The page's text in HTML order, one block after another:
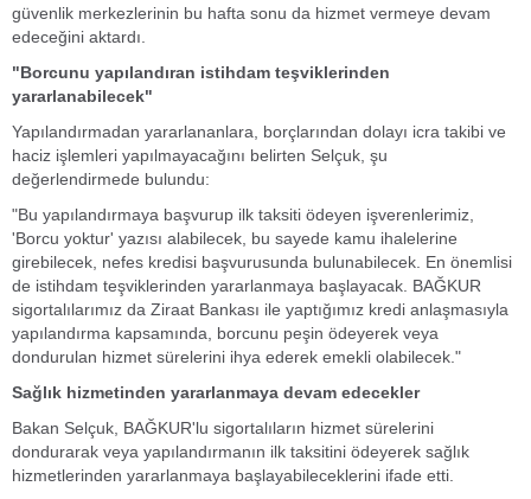
güvenlik merkezlerinin bu hafta sonu da hizmet vermeye devam
edeceğini aktardı.
"Borcunu yapılandıran istihdam teşviklerinden
yararlanabilecek"
Yapılandırmadan yararlananlara, borçlarından dolayı icra takibi ve
haciz işlemleri yapılmayacağını belirten Selçuk, şu
değerlendirmede bulundu:
"Bu yapılandırmaya başvurup ilk taksiti ödeyen işverenlerimiz,
'Borcu yoktur' yazısı alabilecek, bu sayede kamu ihalelerine
girebilecek, nefes kredisi başvurusunda bulunabilecek. En önemlisi
de istihdam teşviklerinden yararlanmaya başlayacak. BAĞKUR
sigortalılarımız da Ziraat Bankası ile yaptığımız kredi anlaşmasıyla
yapılandırma kapsamında, borcunu peşin ödeyerek veya
dondurulan hizmet sürelerini ihya ederek emekli olabilecek."
Sağlık hizmetinden yararlanmaya devam edecekler
Bakan Selçuk, BAĞKUR'lu sigortalıların hizmet sürelerini
dondurarak veya yapılandırmanın ilk taksitini ödeyerek sağlık
hizmetlerinden yararlanmaya başlayabileceklerini ifade etti.